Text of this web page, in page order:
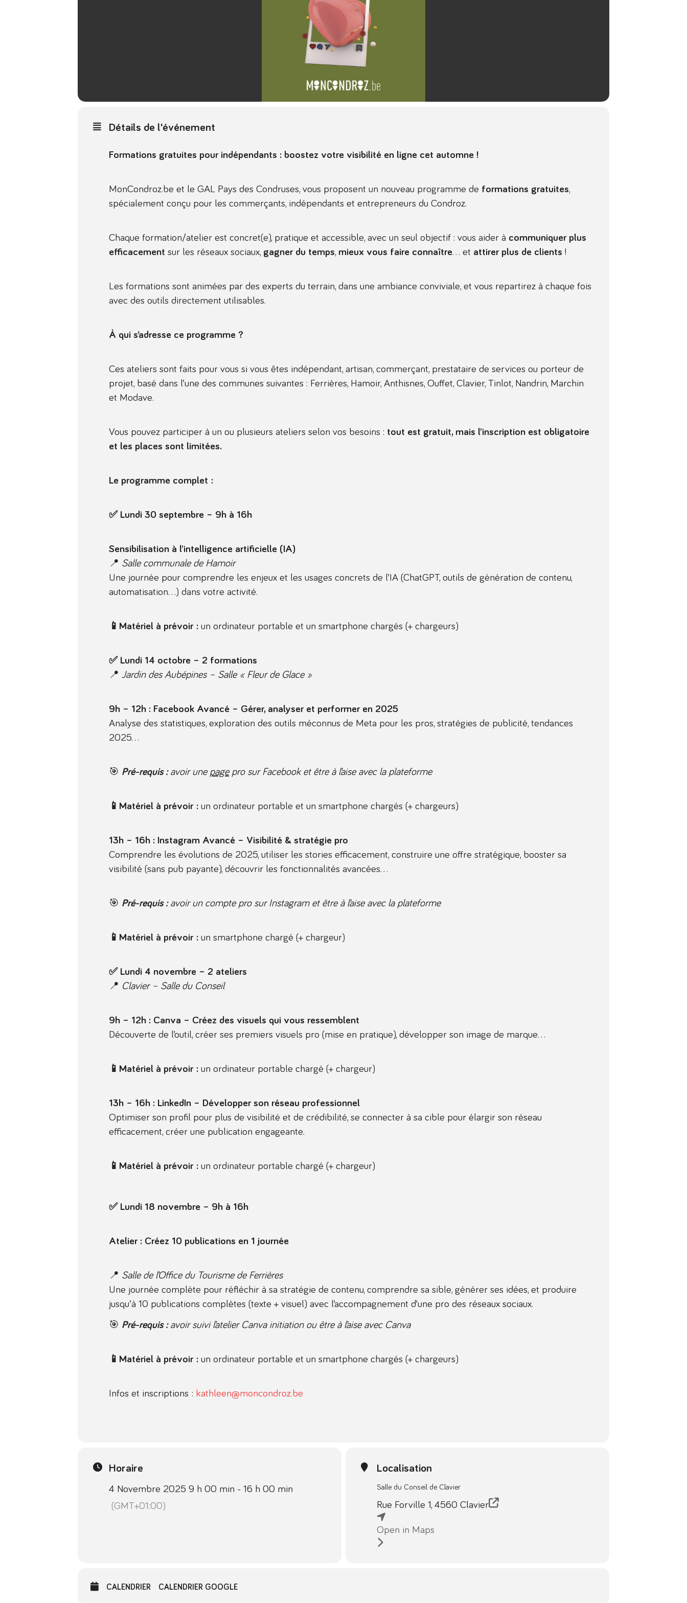
Détails de l'événement
Formations gratuites pour indépendants : boostez votre visibilité en ligne cet automne !
MonCondroz.be et le GAL Pays des Condruses, vous proposent un nouveau programme de formations gratuites,
spécialement conçu pour les commerçants, indépendants et entrepreneurs du Condroz.
Chaque formation/atelier est concret(e), pratique et accessible, avec un seul objectif : vous aider à communiquer plus
efficacement sur les réseaux sociaux, gagner du temps, mieux vous faire connaître… et attirer plus de clients !
Les formations sont animées par des experts du terrain, dans une ambiance conviviale, et vous repartirez à chaque fois
avec des outils directement utilisables.
À qui s’adresse ce programme ?
Ces ateliers sont faits pour vous si vous êtes indépendant, artisan, commerçant, prestataire de services ou porteur de
projet, basé dans l’une des communes suivantes : Ferrières, Hamoir, Anthisnes, Ouffet, Clavier, Tinlot, Nandrin, Marchin
et Modave.
Vous pouvez participer à un ou plusieurs ateliers selon vos besoins : tout est gratuit, mais l’inscription est obligatoire
et les places sont limitées.
Le programme complet :
✅ Lundi 30 septembre – 9h à 16h
Sensibilisation à l’intelligence artificielle (IA)
📍 Salle communale de Hamoir
Une journée pour comprendre les enjeux et les usages concrets de l’IA (ChatGPT, outils de génération de contenu,
automatisation…) dans votre activité.
📱Matériel à prévoir : un ordinateur portable et un smartphone chargés (+ chargeurs)
✅ Lundi 14 octobre – 2 formations
📍 Jardin des Aubépines – Salle « Fleur de Glace »
9h – 12h : Facebook Avancé – Gérer, analyser et performer en 2025
Analyse des statistiques, exploration des outils méconnus de Meta pour les pros, stratégies de publicité, tendances
2025…
🎯 Pré-requis : avoir une pagepro sur Facebook et être à l’aise avec la plateforme
📱Matériel à prévoir : un ordinateur portable et un smartphone chargés (+ chargeurs)
13h – 16h : Instagram Avancé – Visibilité & stratégie pro
Comprendre les évolutions de 2025, utiliser les stories efficacement, construire une offre stratégique, booster sa
visibilité (sans pub payante), découvrir les fonctionnalités avancées…
🎯 Pré-requis : avoir un compte pro sur Instagram et être à l’aise avec la plateforme
📱Matériel à prévoir : un smartphone chargé (+ chargeur)
✅ Lundi 4 novembre – 2 ateliers
📍 Clavier – Salle du Conseil
9h – 12h : Canva – Créez des visuels qui vous ressemblent
Découverte de l’outil, créer ses premiers visuels pro (mise en pratique), développer son image de marque…
📱Matériel à prévoir : un ordinateur portable chargé (+ chargeur)
13h – 16h : LinkedIn – Développer son réseau professionnel
Optimiser son profil pour plus de visibilité et de crédibilité, se connecter à sa cible pour élargir son réseau
efficacement, créer une publication engageante.
📱Matériel à prévoir : un ordinateur portable chargé (+ chargeur)
✅ Lundi 18 novembre – 9h à 16h
Atelier : Créez 10 publications en 1 journée
📍 Salle de l’Office du Tourisme de Ferrières
Une journée complète pour réfléchir à sa stratégie de contenu, comprendre sa sible, générer ses idées, et produire
jusqu’à 10 publications complètes (texte + visuel) avec l’accompagnement d’une pro des réseaux sociaux.
🎯 Pré-requis : avoir suivi l’atelier Canva initiation ou être à l’aise avec Canva
📱Matériel à prévoir : un ordinateur portable et un smartphone chargés (+ chargeurs)
Infos et inscriptions : kathleen@moncondroz.be
Horaire
4 Novembre 2025 9 h 00 min - 16 h 00 min
(GMT+01:00)
Localisation
Salle du Conseil de Clavier
Rue Forville 1, 4560 Clavier
Open in Maps
CALENDRIER CALENDRIER GOOGLE